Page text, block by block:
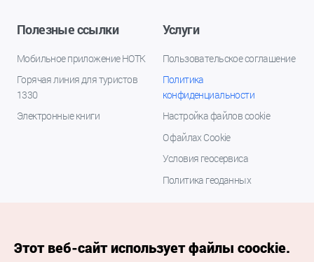
Полезные ссылки
Мобильное приложение НОТК
Горячая линия для туристов
1330
Электронные книги
Услуги
Пользовательское соглашение
Политика
конфиденциальности
Настройка файлов cookie
О файлах Cookie
Условия геосервиса
Политика геоданных
Этот веб-сайт использует файлы coockie.